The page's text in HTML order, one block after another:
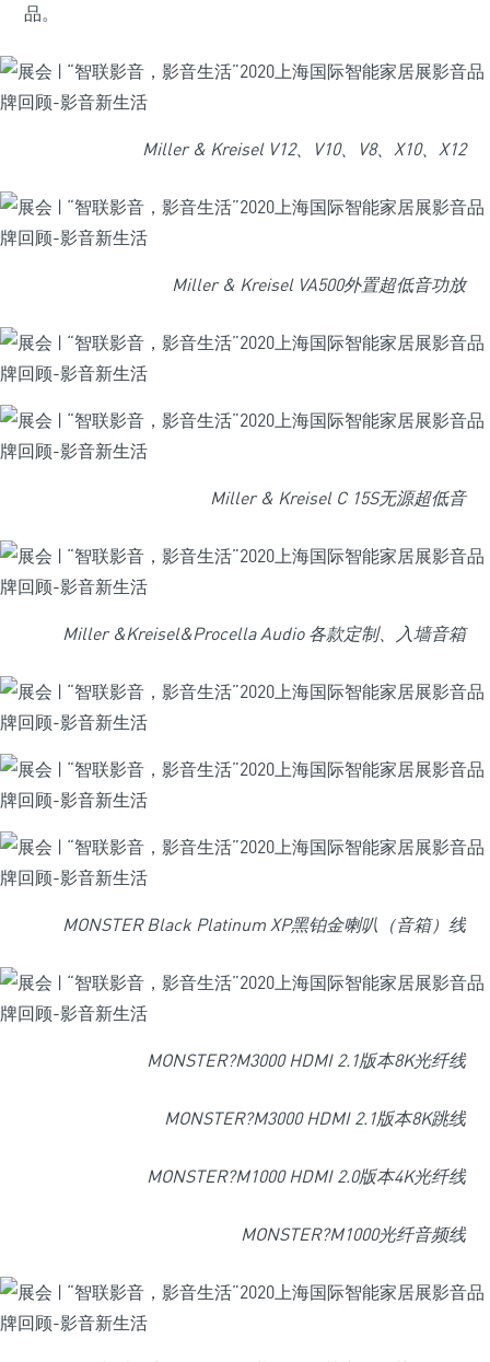
品。
Miller & Kreisel V12、V10、V8、X10、X12
Miller & Kreisel VA500外置超低音功放
Miller & Kreisel C 15S无源超低音
Miller &Kreisel&Procella Audio 各款定制、入墙音箱
MONSTER Black Platinum XP黑铂金喇叭（音箱）线
MONSTER?M3000 HDMI 2.1版本8K光纤线
MONSTER?M3000 HDMI 2.1版本8K跳线
MONSTER?M1000 HDMI 2.0版本4K光纤线
MONSTER?M1000光纤音频线